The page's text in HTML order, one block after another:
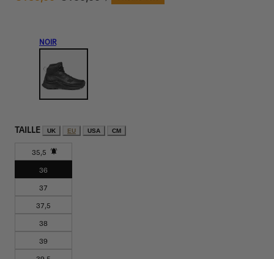
NOIR
TAILLE UK EU USA CM
35,5Variante
épuisée
ou
indisponible
36
37
37,5
38
39